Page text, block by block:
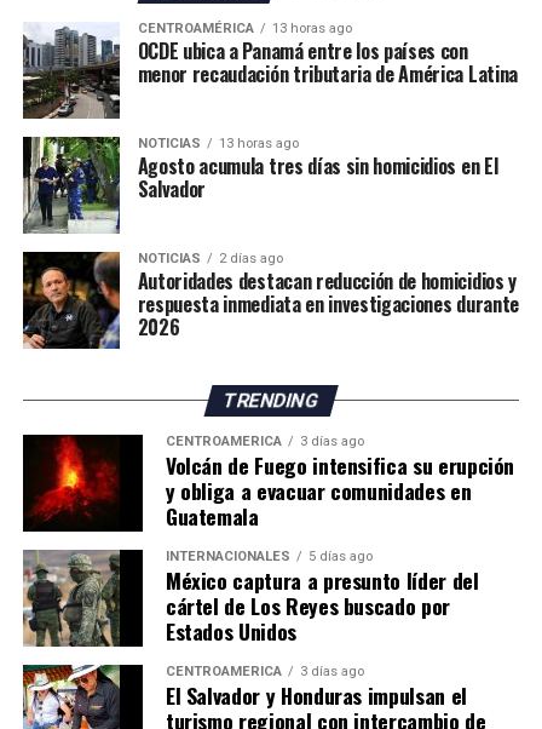
La situación mantiene en alerta a las autoridades
españolas, mientras continúan las gestiones para
atender la emergencia migratoria y reforzar el control
fronterizo.
CENTROAMÉRICA 13 horas ago
OCDE ubica a Panamá entre los países con
menor recaudación tributaria de América Latina
NOTICIAS 13 horas ago
Agosto acumula tres días sin homicidios en El
Salvador
NOTICIAS 2 días ago
Autoridades destacan reducción de homicidios y
respuesta inmediata en investigaciones durante
2026
TRENDING
CENTROAMÉRICA 3 días ago
Volcán de Fuego intensifica su erupción
y obliga a evacuar comunidades en
Guatemala
INTERNACIONALES 5 días ago
México captura a presunto líder del
cártel de Los Reyes buscado por
Estados Unidos
CENTROAMÉRICA 3 días ago
El Salvador y Honduras impulsan el
turismo regional con intercambio de